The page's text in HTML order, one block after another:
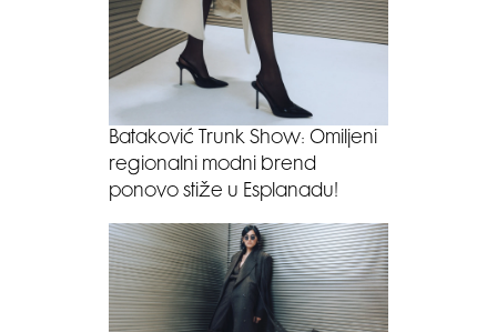
Bataković Trunk Show: Omiljeni
regionalni modni brend
ponovo stiže u Esplanadu!